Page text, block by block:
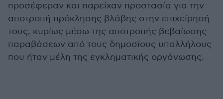
προσέφεραν και παρείχαν προστασία για την
αποτροπή πρόκλησης βλάβης στην επιχείρησή
τους, κυρίως μέσω της αποτροπής βεβαίωσης
παραβάσεων από τους δημοσίους υπαλλήλους
που ήταν μέλη της εγκληματικής οργάνωσης.